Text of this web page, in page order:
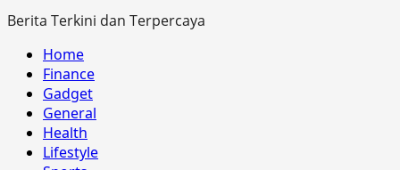
Berita Terkini dan Terpercaya
Primary
Menu
Home
Finance
Gadget
General
Health
Lifestyle